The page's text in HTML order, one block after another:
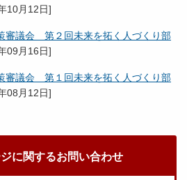
10月12日]
議会 第２回未来を拓く人づくり部
09月16日]
議会 第１回未来を拓く人づくり部
08月12日]
に関するお問い合わせ